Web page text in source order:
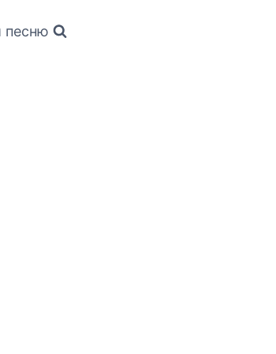
песню